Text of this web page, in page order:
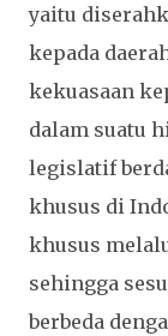
yaitu
kepada
kekuasaan
dalam suatu
legislatif
khusus di
khusus
sehingga
berbeda